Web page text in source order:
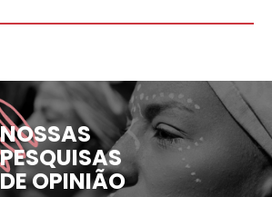
NOSSAS
PESQUISAS
DE OPINIÃO